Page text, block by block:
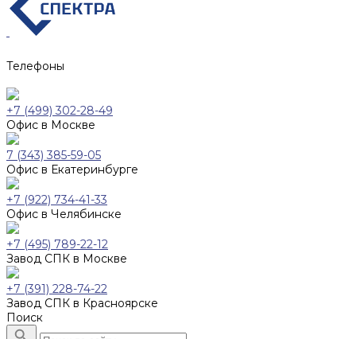
Телефоны
+7 (499) 302-28-49
Офис в Москве
7 (343) 385-59-05
Офис в Екатеринбурге
+7 (922) 734-41-33
Офис в Челябинске
+7 (495) 789-22-12
Завод СПК в Москве
+7 (391) 228-74-22
Завод СПК в Красноярске
Поиск